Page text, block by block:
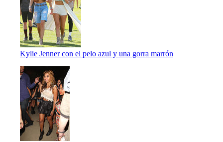
Kylie Jenner con el pelo azul y una gorra marrón